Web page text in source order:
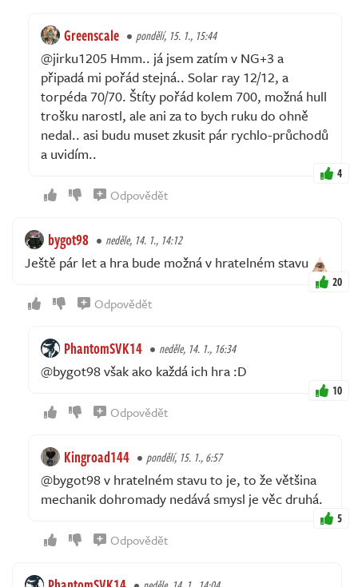
Greenscale pondělí, 15. 1., 15:44
@jirku1205 Hmm.. já jsem zatím v NG+3 a
připadá mi pořád stejná.. Solar ray 12/12, a
torpéda 70/70. Štíty pořád kolem 700, možná hull
trošku narostl, ale ani za to bych ruku do ohně
nedal.. asi budu muset zkusit pár rychlo-průchodů
a uvidím..
4
Odpovědět
bygot98 neděle, 14. 1., 14:12
Ještě pár let a hra bude možná v hratelném stavu
20
Odpovědět
PhantomSVK14 neděle, 14. 1., 16:34
@bygot98 však ako každá ich hra :D
10
Odpovědět
Kingroad144 pondělí, 15. 1., 6:57
@bygot98 v hratelném stavu to je, to že většina
mechanik dohromady nedává smysl je věc druhá.
5
Odpovědět